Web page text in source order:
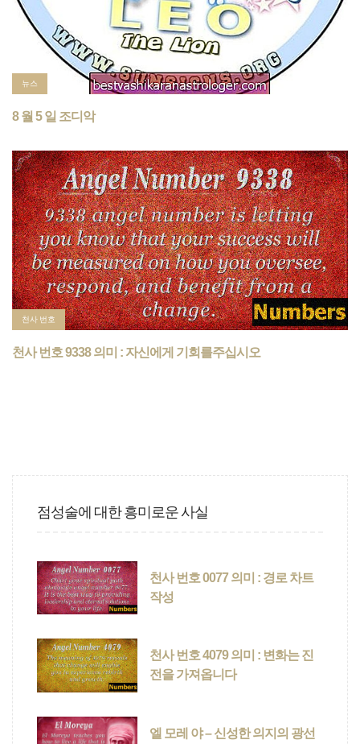
뉴스
8 월 5 일 조디악
천사 번호
천사 번호 9338 의미 : 자신에게 기회를주십시오
점성술에 대한 흥미로운 사실
천사 번호 0077 의미 : 경로 차트
작성
천사 번호 4079 의미 : 변화는 진
전을 가져옵니다
엘 모레 야 – 신성한 의지의 광선